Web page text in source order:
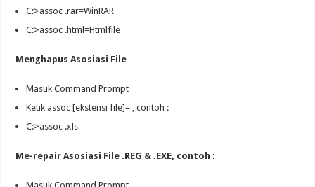
C:>assoc .rar=WinRAR
C:>assoc .html=Htmlfile
Menghapus Asosiasi File
Masuk Command Prompt
Ketik assoc [ekstensi file]= , contoh :
C:>assoc .xls=
Me-repair Asosiasi File .REG & .EXE, contoh :